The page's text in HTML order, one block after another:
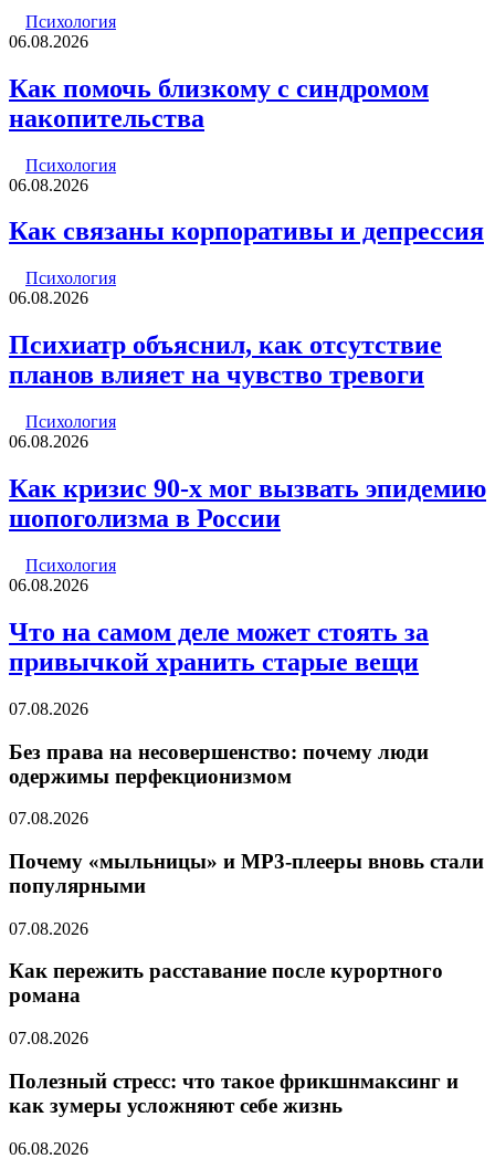
Психология
06.08.2026
Как помочь близкому с синдромом
накопительства
Психология
06.08.2026
Как связаны корпоративы и депрессия
Психология
06.08.2026
Психиатр объяснил, как отсутствие
планов влияет на чувство тревоги
Психология
06.08.2026
Как кризис 90-х мог вызвать эпидемию
шопоголизма в России
Психология
06.08.2026
Что на самом деле может стоять за
привычкой хранить старые вещи
07.08.2026
Без права на несовершенство: почему люди
одержимы перфекционизмом
07.08.2026
Почему «мыльницы» и MP3-плееры вновь стали
популярными
07.08.2026
Как пережить расставание после курортного
романа
07.08.2026
Полезный стресс: что такое фрикшнмаксинг и
как зумеры усложняют себе жизнь
06.08.2026